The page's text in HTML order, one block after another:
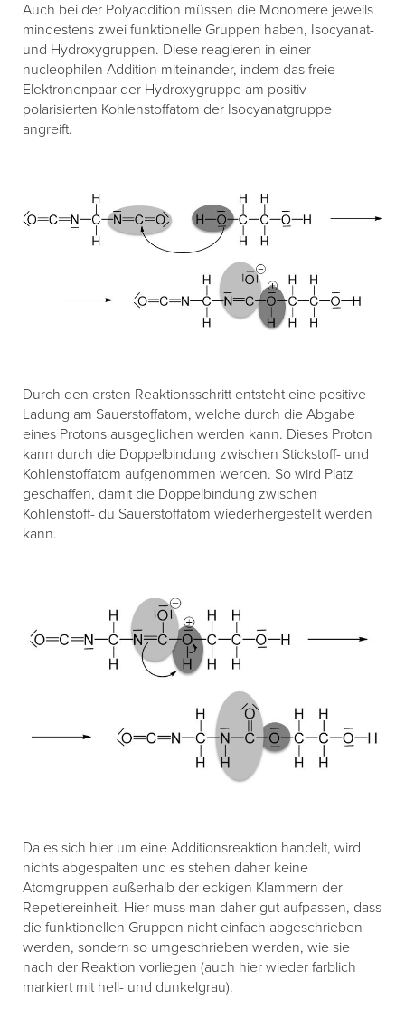
Auch bei der Polyaddition müssen die Monomere jeweils
mindestens zwei funktionelle Gruppen haben, Isocyanat-
und Hydroxygruppen. Diese reagieren in einer
nucleophilen Addition miteinander, indem das freie
Elektronenpaar der Hydroxygruppe am positiv
polarisierten Kohlenstoffatom der Isocyanatgruppe
angreift.
Durch den ersten Reaktionsschritt entsteht eine positive
Ladung am Sauerstoffatom, welche durch die Abgabe
eines Protons ausgeglichen werden kann. Dieses Proton
kann durch die Doppelbindung zwischen Stickstoff- und
Kohlenstoffatom aufgenommen werden. So wird Platz
geschaffen, damit die Doppelbindung zwischen
Kohlenstoff- du Sauerstoffatom wiederhergestellt werden
kann.
Da es sich hier um eine Additionsreaktion handelt, wird
nichts abgespalten und es stehen daher keine
Atomgruppen außerhalb der eckigen Klammern der
Repetiereinheit. Hier muss man daher gut aufpassen, dass
die funktionellen Gruppen nicht einfach abgeschrieben
werden, sondern so umgeschrieben werden, wie sie
nach der Reaktion vorliegen (auch hier wieder farblich
markiert mit hell- und dunkelgrau).